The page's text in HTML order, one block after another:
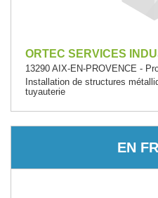
ORTEC SERVICES
13290 AIX-EN-PROVENCE -
Installation de structures
tuyauterie
EN